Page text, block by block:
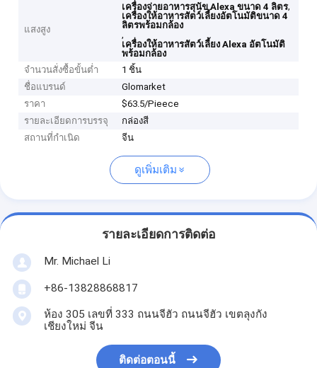
แสงสูง
เครื่องจ่ายอาหารสุนัข Alexa ขนาด 4 ลิตร,
เครื่องให้อาหารสัตว์เลี้ยงอัตโนมัติขนาด 4
ลิตรพร้อมกล้อง
,
เครื่องให้อาหารสัตว์เลี้ยง Alexa อัตโนมัติ
พร้อมกล้อง
จำนวนสั่งซื้อขั้นต่ำ
1 ชิ้น
ชื่อแบรนด์
Glomarket
ราคา
$63.5/Pieece
รายละเอียดการบรรจุ
กล่องสี
สถานที่กำเนิด
จีน
ดูเพิ่มเติม
รายละเอียดการติดต่อ
Mr. Michael Li
+86-13828868817
ห้อง 305 เลขที่ 333 ถนนจีฮัว ถนนจีฮัว เขตลุงกัง
เชียงใหม่ จีน
ติดต่อตอนนี้